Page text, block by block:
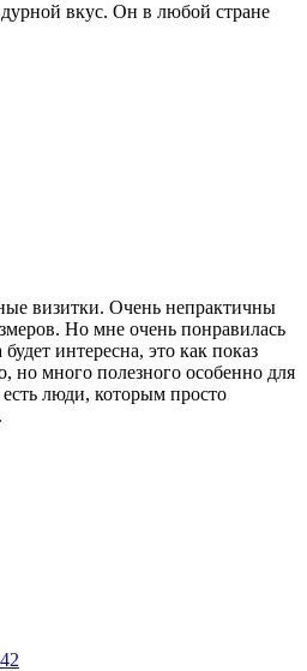
вкус. Он в любой стране
визитки. Очень непрактичны
Но мне очень понравилась
интересна, это как показ
но много полезного особенно для
люди, которым просто